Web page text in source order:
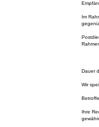
Im
Dauer
Wir
Ihre